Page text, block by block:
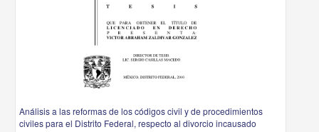
Análisis a las reformas de los códigos civil y de procedimientos
civiles para el Distrito Federal, respecto al divorcio incausado